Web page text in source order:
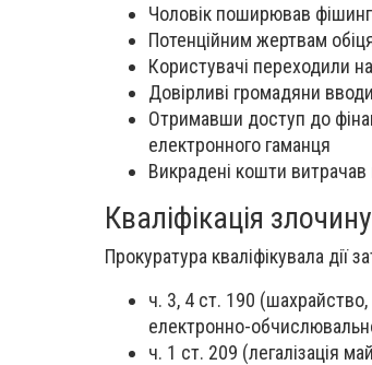
Чоловік поширював
Потенційним жертвам
Користувачі переходили
Довірливі громадяни
Отримавши доступ до
електронного гаманця
Викрадені кошти витрачав
Кваліфікація злочину
Прокуратура кваліфікувала дії
ч. 3, 4 ст. 190
електронно-
ч. 1 ст. 209 (легалізація